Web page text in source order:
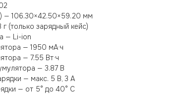
— 106.30×42.50×59.20 мм
(только зарядный кейс)
— Li-ion
— 1950 мА·ч
— 7.55 Вт·ч
— 3.87 В
— макс. 5 В, 3 А
— от 5° до 40° C